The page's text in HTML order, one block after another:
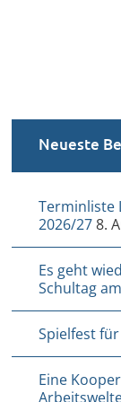
Neueste
Terminliste
2026/278.
Es geht
Schultag
Spielfest
Eine